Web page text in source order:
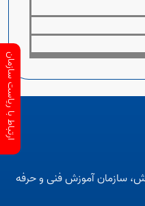
سازمان آموزش فنی و حرفه
ارتباط با ریاست سازمان